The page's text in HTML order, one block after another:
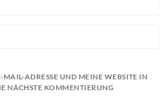
ADRESSE UND MEINE WEBSITE IN
NÄCHSTE KOMMENTIERUNG